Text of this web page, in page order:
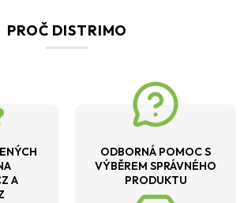
PROČ DISTRIMO
A
ODBORNÁ POMOC S
VÝBĚREM SPRÁVNÉHO
PRODUKTU